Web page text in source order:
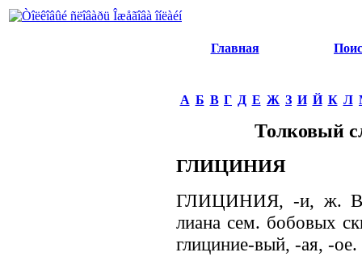
Главная
А Б В Г Д Е Ж З И Й К Л
Толковый
ГЛИЦИНИЯ
ГЛИЦИНИЯ, -и, ж.
лиана сем. бобовых
глициние-вый, -ая, -ое.